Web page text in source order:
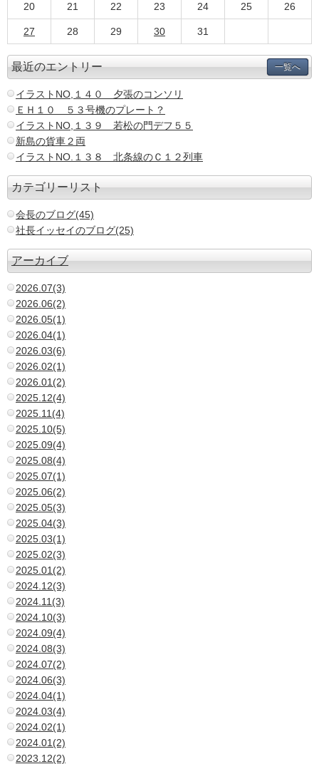
20 21 22 23 24 25 26
27 28 29 30 31
最近のエントリー 一覧へ
イラストNO,１４０ 夕張のコンソリ
ＥＨ１０ ５３号機のプレート？
イラストNO,１３９ 若松の門デフ５５
新島の貨車２両
イラストNO.１３８ 北条線のＣ１２列車
カテゴリーリスト
会長のブログ(45)
社長イッセイのブログ(25)
アーカイブ
2026.07(3)
2026.06(2)
2026.05(1)
2026.04(1)
2026.03(6)
2026.02(1)
2026.01(2)
2025.12(4)
2025.11(4)
2025.10(5)
2025.09(4)
2025.08(4)
2025.07(1)
2025.06(2)
2025.05(3)
2025.04(3)
2025.03(1)
2025.02(3)
2025.01(2)
2024.12(3)
2024.11(3)
2024.10(3)
2024.09(4)
2024.08(3)
2024.07(2)
2024.06(3)
2024.04(1)
2024.03(4)
2024.02(1)
2024.01(2)
2023.12(2)